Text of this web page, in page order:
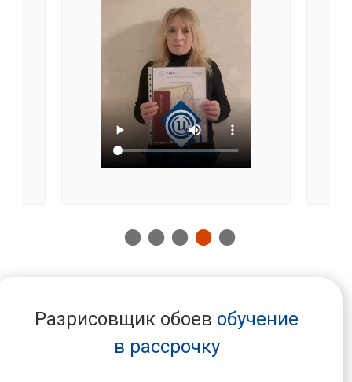
Разрисовщик обоев обучение
в рассрочку